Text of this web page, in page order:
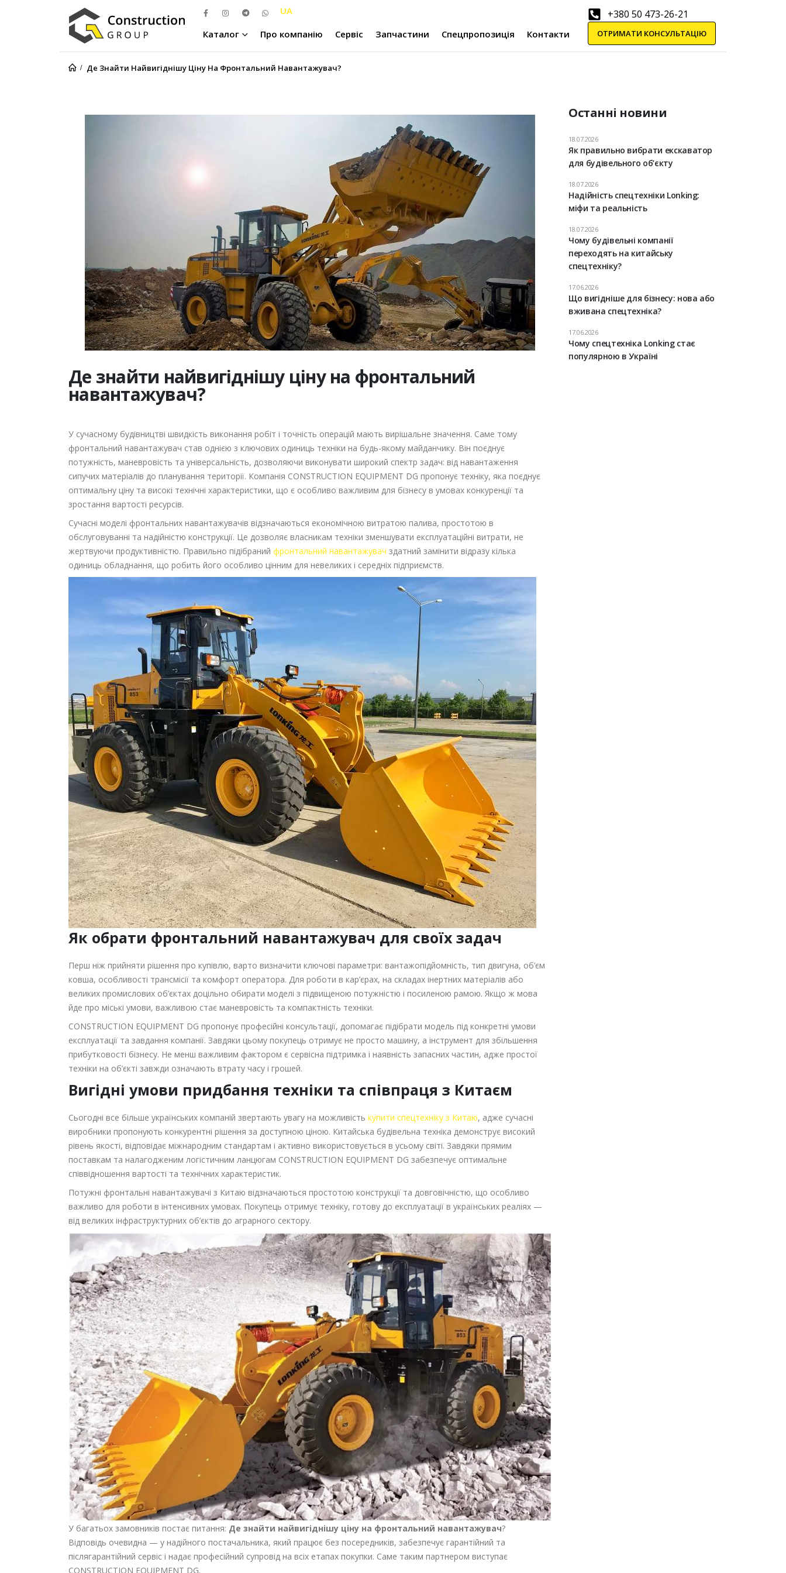
UA
Каталог Про компанію Сервіс Запчастини Спецпропозиція Контакти
+380 50 473-26-21
ОТРИМАТИ КОНСУЛЬТАЦІЮ
Де Знайти Найвигіднішу Ціну На Фронтальний Навантажувач?
Де знайти найвигіднішу ціну на фронтальний
навантажувач?
У сучасному будівництві швидкість виконання робіт і точність операцій мають вирішальне значення. Саме тому
фронтальний навантажувач став однією з ключових одиниць техніки на будь-якому майданчику. Він поєднує
потужність, маневровість та універсальність, дозволяючи виконувати широкий спектр задач: від навантаження
сипучих матеріалів до планування території. Компанія CONSTRUCTION EQUIPMENT DG пропонує техніку, яка поєднує
оптимальну ціну та високі технічні характеристики, що є особливо важливим для бізнесу в умовах конкуренції та
зростання вартості ресурсів.
Сучасні моделі фронтальних навантажувачів відзначаються економічною витратою палива, простотою в
обслуговуванні та надійністю конструкції. Це дозволяє власникам техніки зменшувати експлуатаційні витрати, не
жертвуючи продуктивністю. Правильно підібраний фронтальний навантажувач здатний замінити відразу кілька
одиниць обладнання, що робить його особливо цінним для невеликих і середніх підприємств.
Як обрати фронтальний навантажувач для своїх задач
Перш ніж прийняти рішення про купівлю, варто визначити ключові параметри: вантажопідйомність, тип двигуна, об’єм
ковша, особливості трансмісії та комфорт оператора. Для роботи в кар’єрах, на складах інертних матеріалів або
великих промислових об’єктах доцільно обирати моделі з підвищеною потужністю і посиленою рамою. Якщо ж мова
йде про міські умови, важливою стає маневровість та компактність техніки.
CONSTRUCTION EQUIPMENT DG пропонує професійні консультації, допомагає підібрати модель під конкретні умови
експлуатації та завдання компанії. Завдяки цьому покупець отримує не просто машину, а інструмент для збільшення
прибутковості бізнесу. Не менш важливим фактором є сервісна підтримка і наявність запасних частин, адже простої
техніки на об’єкті завжди означають втрату часу і грошей.
Вигідні умови придбання техніки та співпраця з Китаєм
Сьогодні все більше українських компаній звертають увагу на можливість купити спецтехніку з Китаю, адже сучасні
виробники пропонують конкурентні рішення за доступною ціною. Китайська будівельна техніка демонструє високий
рівень якості, відповідає міжнародним стандартам і активно використовується в усьому світі. Завдяки прямим
поставкам та налагодженим логістичним ланцюгам CONSTRUCTION EQUIPMENT DG забезпечує оптимальне
співвідношення вартості та технічних характеристик.
Потужні фронтальні навантажувачі з Китаю відзначаються простотою конструкції та довговічністю, що особливо
важливо для роботи в інтенсивних умовах. Покупець отримує техніку, готову до експлуатації в українських реаліях —
від великих інфраструктурних об’єктів до аграрного сектору.
У багатьох замовників постає питання: Де знайти найвигіднішу ціну на фронтальний навантажувач?
Відповідь очевидна — у надійного постачальника, який працює без посередників, забезпечує гарантійний та
післягарантійний сервіс і надає професійний супровід на всіх етапах покупки. Саме таким партнером виступає
CONSTRUCTION EQUIPMENT DG.
Останні новини
Як правильно вибрати екскаватор
для будівельного об’єкту
18.07.2026
Надійність спецтехніки Lonking:
міфи та реальність
18.07.2026
Чому будівельні компанії
переходять на китайську
спецтехніку?
18.07.2026
Що вигідніше для бізнесу: нова або
вживана спецтехніка?
17.06.2026
Чому спецтехніка Lonking стає
популярною в Україні
17.06.2026